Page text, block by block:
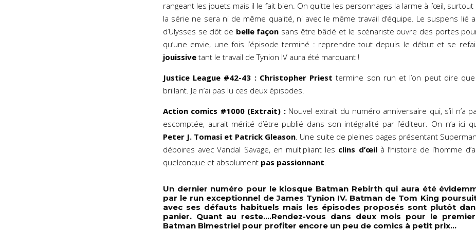
rangeant les jouets mais il le fait bien. On quitte les personnages la larme à l’œil,
la série ne sera ni de même qualité, ni avec le même travail d’équipe. Le suspens lié
d’Ulysses se clôt de belle façon sans être bâclé et le scénariste ouvre des portes
qu’une envie, une fois l’épisode terminé : reprendre tout depuis le début et se
jouissive tant le travail de Tynion IV aura été marquant !
Justice League #42-43 : Christopher Priest termine son run et l’on peut dire
brillant. Je n’ai pas lu ces deux épisodes.
Action comics #1000 (Extrait) :Nouvel extrait du numéro anniversaire qui, s’il n’a
escomptée, aurait mérité d’être publié dans son intégralité par l’éditeur. On n’a ici
Peter J. Tomasi et Patrick Gleason. Une suite de pleines pages présentant
déboires avec Vandal Savage, en multipliant les clins d’œilà l’histoire de l’homme
quelconque et absolument pas passionnant.
Un dernier numéro pour le kiosque Batman Rebirth qui aura été
par le run exceptionnel de James Tynion IV. Batman de Tom King
avec ses défauts habituels mais les épisodes proposés sont plutôt
panier. Quant au reste….Rendez-vous dans deux mois pour le
Batman Bimestriel pour profiter encore un peu de comics à petit prix…